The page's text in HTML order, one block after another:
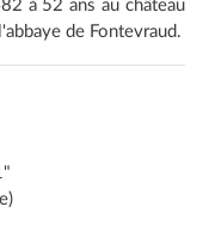
à 52 ans au château
de Fontevraud.